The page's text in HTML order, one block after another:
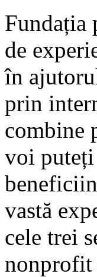
Fundația
de
în
prin
combine
voi puteți
vastă
cele trei
nonprofit